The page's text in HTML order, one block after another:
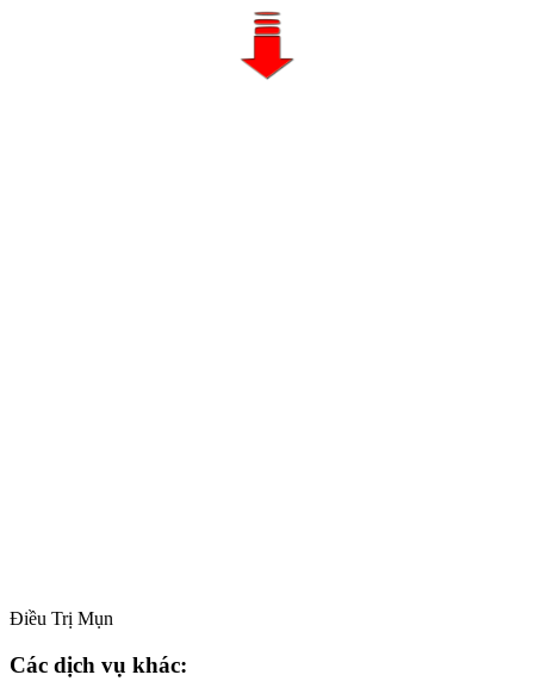
Điều Trị Mụn
Các dịch vụ khác: